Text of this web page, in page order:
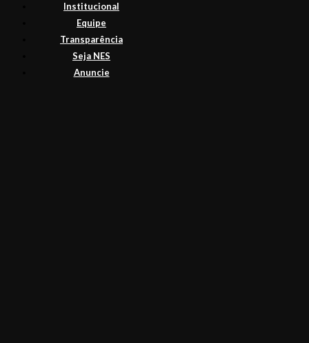
Institucional
Equipe
Transparência
Seja NES
Anuncie